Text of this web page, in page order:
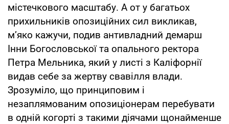
містечкового масштабу. А от у багатьох
прихильників опозиційних сил викликав,
м’яко кажучи, подив антивладний демарш
Інни Богословської та опального ректора
Петра Мельника, який у листі з Каліфорнії
видав себе за жертву свавілля влади.
Зрозуміло, що принциповим і
незаплямованим опозиціонерам перебувати
в одній когорті з такими діячами щонайменше